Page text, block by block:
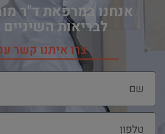
אנחנו במרפאת ד"ר
לבריאות
צרו איתנו קשר